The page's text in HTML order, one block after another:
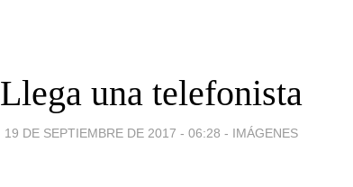
Llega una telefonista
19 DE SEPTIEMBRE DE 2017 - 06:28 - IMÁGENES